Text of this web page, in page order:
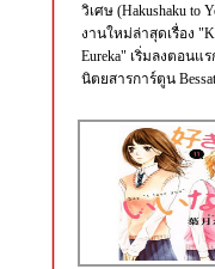
วิเศษ (Hakushaku to
งานใหม่ล่าสุดเรื่อง
Eureka" เริ่มลงตอนแ
นิตยสารการ์ตูน